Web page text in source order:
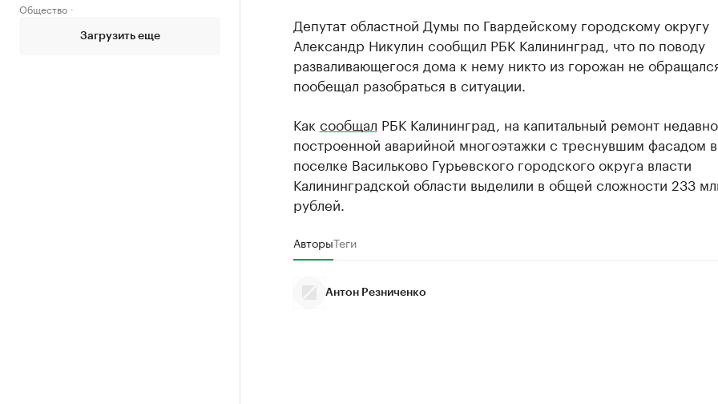
Общество
Загрузить еще
Депутат областной Думы по Гвардейскому городскому округу
Александр Никулин сообщил РБК Калининград, что по поводу
разваливающегося дома к нему никто из горожан не
пообещал разобраться в ситуации.
Как сообщал РБК Калининград, на капитальный ремонт недавно
построенной аварийной многоэтажки с треснувшим фасадом в
поселке Васильково Гурьевского городского округа власти
Калининградской области выделили в общей сложности 233
рублей.
АвторыТеги
Антон Резниченко